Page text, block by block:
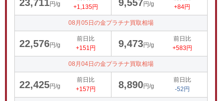
23,711円/g
+1,135円
9,557円/g
+84円
08月05日の金プラチナ買取相場
22,576円/g
前日比
+151円
9,473円/g
前日比
+583円
08月04日の金プラチナ買取相場
22,425円/g
前日比
+157円
8,890円/g
前日比
-52円